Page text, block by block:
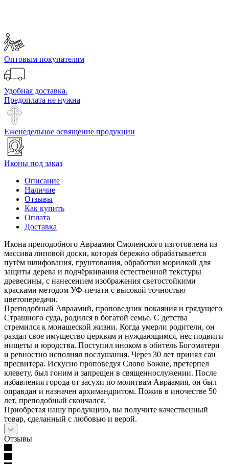
Оптовым покупателям
Удобная доставка.
Предоплата не нужна
Еженедельное освящение продукции
Иконы под заказ
Описание
Наличие
Отзывы
Как купить
Оплата
Доставка
Икона преподобного Авраамия Смоленского изготовлена из
массива липовой доски, которая бережно обрабатывается
путём шлифования, грунтования, обработки морилкой для
защиты дерева и подчёркивания естественной текстуры
древесины, с нанесением изображения светостойкими
красками методом УФ-печати с высокой точностью
цветопередачи.
Преподобный Авраамий, проповедник покаяния и грядущего
Страшного суда, родился в богатой семье. С детства
стремился к монашеской жизни. Когда умерли родители, он
раздал свое имущество церквям и нуждающимся, нес подвиги
нищеты и юродства. Поступил иноком в обитель Богоматери
и ревностно исполнял послушания. Через 30 лет принял сан
пресвитера. Искусно проповедуя Слово Божие, претерпел
клевету, был гоним и запрещен в священнослужении. После
избавления города от засухи по молитвам Авраамия, он был
оправдан и назначен архимандритом. Пожив в иночестве 50
лет, преподобный скончался.
Приобретая нашу продукцию, вы получите качественный
товар, сделанный с любовью и верой.
Отзывы